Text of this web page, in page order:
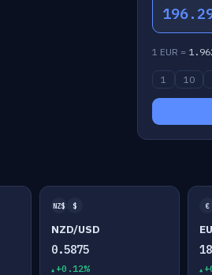
1 EUR =
1 10
NZ$ $
NZD/USD
0.5875
+0.12%
€